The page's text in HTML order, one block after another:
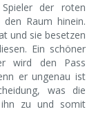
der roten
Raum hinein.
und sie besetzen
Ein schöner
wird den Pass
er ungenau ist
was die
ihn zu und somit